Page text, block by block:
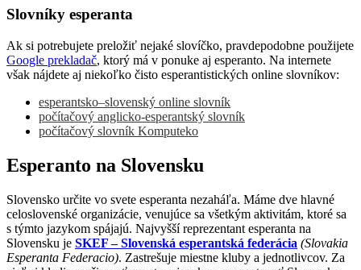
Slovníky esperanta
Ak si potrebujete preložiť nejaké slovíčko, pravdepodobne použijete
Google prekladač, ktorý má v ponuke aj esperanto. Na internete
však nájdete aj niekoľko čisto esperantistických online slovníkov:
esperantsko–slovenský online slovník
počítačový anglicko-esperantský slovník
počítačový slovník Komputeko
Esperanto na Slovensku
Slovensko určite vo svete esperanta nezaháľa. Máme dve hlavné
celoslovenské organizácie, venujúce sa všetkým aktivitám, ktoré sa
s týmto jazykom spájajú. Najvyšší reprezentant esperanta na
Slovensku je SKEF – Slovenská esperantská federácia (Slovakia
Esperanta Federacio). Zastrešuje miestne kluby a jednotlivcov. Za